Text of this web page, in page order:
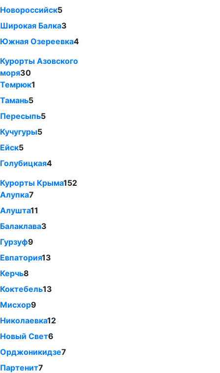
Новороссийск5
Широкая Балка3
Южная Озереевка4
Курорты Азовского
моря30
Темрюк1
Тамань5
Пересыпь5
Кучугуры5
Ейск5
Голубицкая4
Курорты Крыма152
Алупка7
Алушта11
Балаклава3
Гурзуф9
Евпатория13
Керчь8
Коктебель13
Мисхор9
Николаевка12
Новый Свет6
Орджоникидзе7
Партенит7